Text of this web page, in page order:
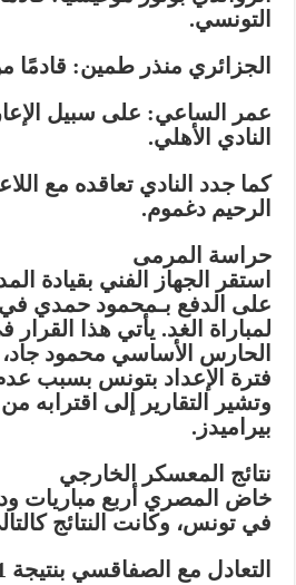
التونسي.
الجزائري منذر طمين:
عمر الساعي: على سبيل
النادي الأهلي.
كما جدد النادي تعاقده مع
الرحيم دغموم.
حراسة المرمى
استقر الجهاز الفني بقيادة
على الدفع بـمحمود حمدي
لمباراة الغد. يأتي هذا
الحارس الأساسي محمود
فترة الإعداد بتونس بسبب
وتشير التقارير إلى اقترابه
بيراميدز.
نتائج المعسكر الخارجي
خاض المصري أربع مباريات
في تونس، وكانت النتائج
التعادل مع الصفاقسي بنتيجة 1-1.